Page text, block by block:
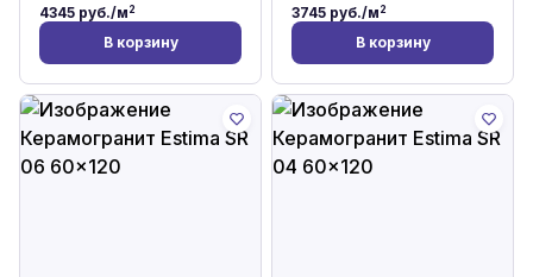
4345 руб./м2
В корзину
3745 руб./м2
В корзину